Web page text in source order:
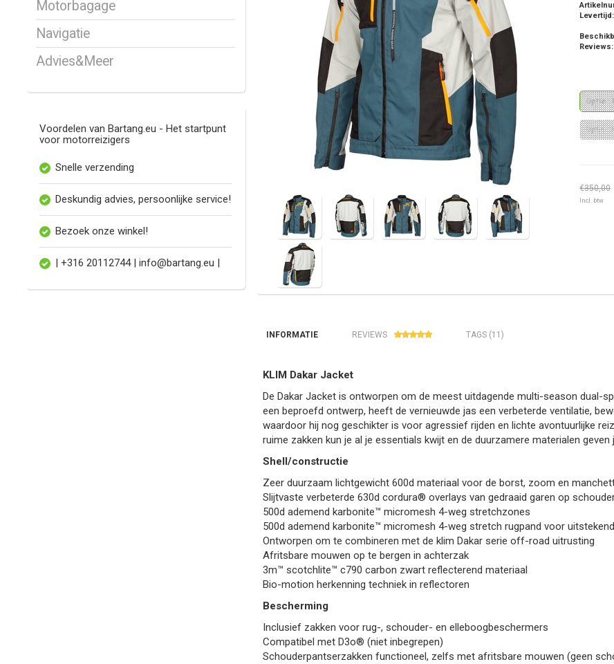
Motorbagage
Navigatie
Advies&Meer
Voordelen van Bartang.eu - Het startpunt
voor motorreizigers
Snelle verzending
Deskundig advies, persoonlijke service!
Bezoek onze winkel!
| +316 20112744 | info@bartang.eu |
Levertijd:
Reviews:
Optie :
Optie :
€350,00
Incl. btw
INFORMATIE REVIEWS TAGS (11)
KLIM Dakar Jacket
De Dakar Jacket is ontworpen om de meest uitdagende multi-season
een beproefd ontwerp, heeft de vernieuwde jas een verbeterde ventilatie,
waardoor hij nog geschikter is voor agressief rijden en lichte avontuurlijke
ruime zakken kun je al je essentials kwijt en de duurzamere materialen
Shell/constructie
Zeer duurzaam lichtgewicht 600d materiaal voor de borst, zoom en
Slijtvaste verbeterde 630d cordura® overlays van gedraaid garen op
500d ademend karbonite™ micromesh 4-weg stretchzones
500d ademend karbonite™ micromesh 4-weg stretch rugpand voor
Ontworpen om te combineren met de klim Dakar serie off-road uitrusting
Afritsbare mouwen op te bergen in achterzak
3m™ scotchlite™ c790 carbon zwart reflecterend materiaal
Bio-motion herkenning techniek in reflectoren
Bescherming
Inclusief zakken voor rug-, schouder- en elleboogbeschermers
Compatibel met D3o® (niet inbegrepen)
Schouderpantserzakken functioneel, zelfs met afritsbare mouwen (geen